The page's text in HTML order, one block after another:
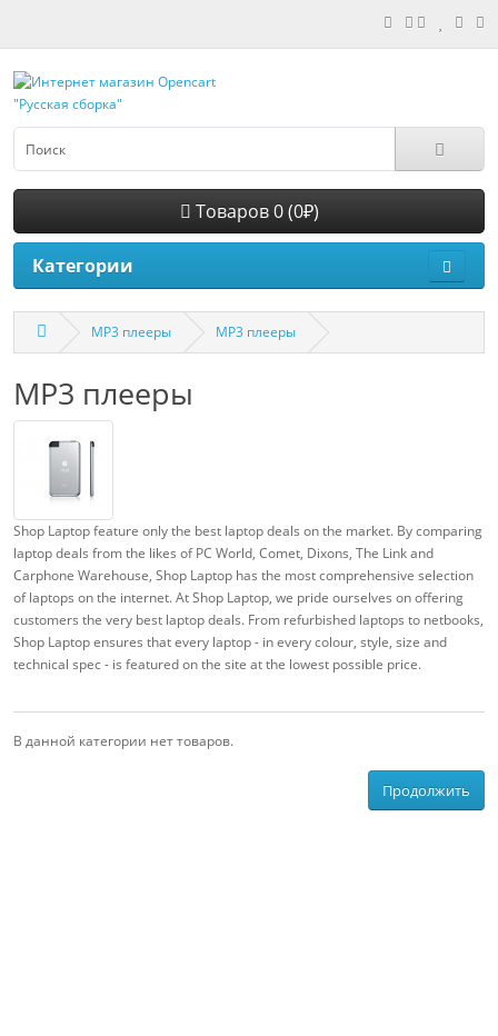
Товаров 0 (0₽)
Категории
MP3 плееры MP3 плееры
MP3 плееры
Shop Laptop feature only the best laptop deals on the market. By comparing
laptop deals from the likes of PC World, Comet, Dixons, The Link and
Carphone Warehouse, Shop Laptop has the most comprehensive selection
of laptops on the internet. At Shop Laptop, we pride ourselves on offering
customers the very best laptop deals. From refurbished laptops to netbooks,
Shop Laptop ensures that every laptop - in every colour, style, size and
technical spec - is featured on the site at the lowest possible price.
В данной категории нет товаров.
Продолжить